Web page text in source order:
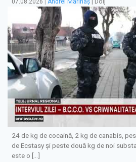
07.08.2026 Andrei Marinaș | Dolj
24 de kg de cocaină, 2 kg de canabis,
de Ecstasy și peste două kg de noi
este o […]